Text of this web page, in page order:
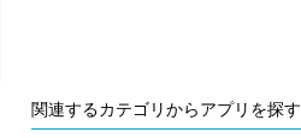
関連するカテゴリからアプリを探す